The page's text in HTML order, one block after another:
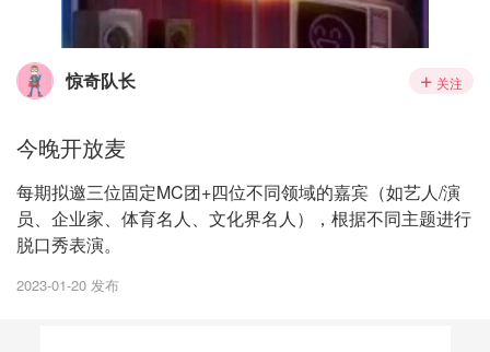
惊奇队长 关注
今晚开放麦
每期拟邀三位固定MC团+四位不同领域的嘉宾（如艺人/演
员、企业家、体育名人、文化界名人），根据不同主题进行
脱口秀表演。
2023-01-20 发布